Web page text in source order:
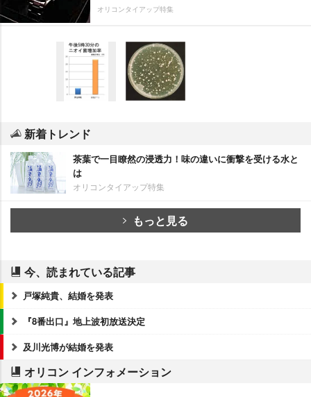
オリコンタイアップ特集
新着トレンド
茶葉で一目瞭然の浸透力！味の違いに衝撃を受ける水と
は
オリコンタイアップ特集
もっと見る
今、読まれている記事
戸塚純貴、結婚を発表
『8番出口』地上波初放送決定
及川光博が結婚を発表
オリコン インフォメーション